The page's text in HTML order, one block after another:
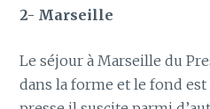
2- Marseille
Le séjour à Marseille du
dans la forme et le fond